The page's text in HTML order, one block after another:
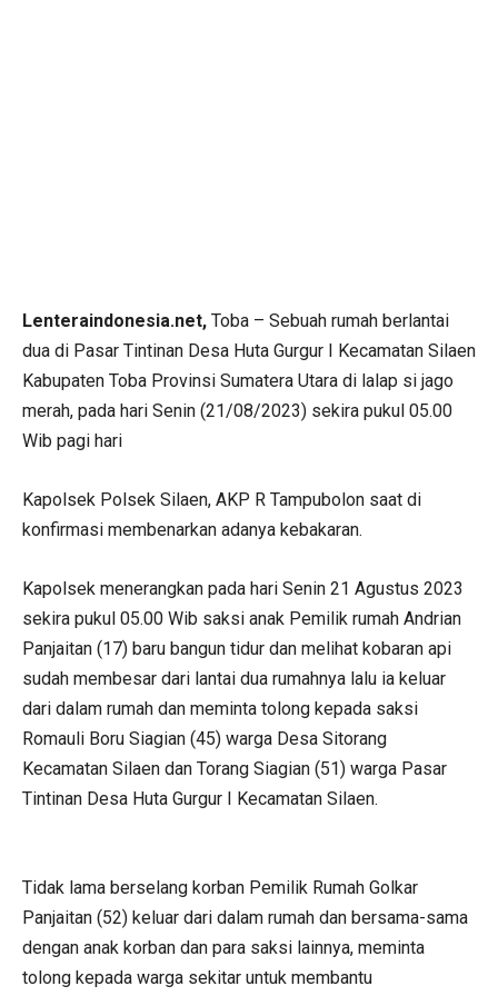
Lenteraindonesia.net, Toba – Sebuah rumah berlantai
dua di Pasar Tintinan Desa Huta Gurgur I Kecamatan Silaen
Kabupaten Toba Provinsi Sumatera Utara di lalap si jago
merah, pada hari Senin (21/08/2023) sekira pukul 05.00
Wib pagi hari
Kapolsek Polsek Silaen, AKP R Tampubolon saat di
konfirmasi membenarkan adanya kebakaran.
Kapolsek menerangkan pada hari Senin 21 Agustus 2023
sekira pukul 05.00 Wib saksi anak Pemilik rumah Andrian
Panjaitan (17) baru bangun tidur dan melihat kobaran api
sudah membesar dari lantai dua rumahnya lalu ia keluar
dari dalam rumah dan meminta tolong kepada saksi
Romauli Boru Siagian (45) warga Desa Sitorang
Kecamatan Silaen dan Torang Siagian (51) warga Pasar
Tintinan Desa Huta Gurgur I Kecamatan Silaen.
Tidak lama berselang korban Pemilik Rumah Golkar
Panjaitan (52) keluar dari dalam rumah dan bersama-sama
dengan anak korban dan para saksi lainnya, meminta
tolong kepada warga sekitar untuk membantu